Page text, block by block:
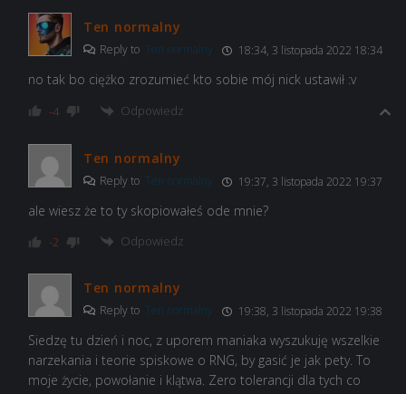
Ten normalny
Reply to Ten normalny 18:34, 3 listopada 2022 18:34
no tak bo ciężko zrozumieć kto sobie mój nick ustawił :v
-4 Odpowiedz
Ten normalny
Reply to Ten normalny 19:37, 3 listopada 2022 19:37
ale wiesz że to ty skopiowałeś ode mnie?
-2 Odpowiedz
Ten normalny
Reply to Ten normalny 19:38, 3 listopada 2022 19:38
Siedzę tu dzień i noc, z uporem maniaka wyszukuję wszelkie
narzekania i teorie spiskowe o RNG, by gasić je jak pety. To
moje życie, powołanie i klątwa. Zero tolerancji dla tych co